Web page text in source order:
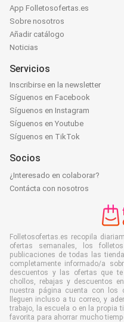
App Folletosofertas.es
Sobre nosotros
Añadir catálogo
Noticias
Servicios
Inscribirse en la newsletter
Síguenos en Facebook
Síguenos en Instagram
Síguenos en Youtube
Síguenos en TikTok
Socios
¿Interesado en colaborar?
Contácta con nosotros
Folletosofertas.es recopila
ofertas semanales, los
publicaciones de todas las
completamente informado/a
descuentos y las ofertas que
chollos, rebajas y descuentos
nuestra página cuenta con los
lleguen incluso a tu correo, y
trabajo, la escuela o en la propia
favorita para ahorrar mucho